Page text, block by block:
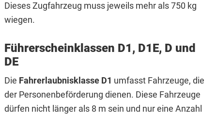
Dieses Zugfahrzeug muss jeweils mehr als 750 kg
wiegen.
Führerscheinklassen D1, D1E, D und
DE
Die Fahrerlaubnisklasse D1 umfasst Fahrzeuge, die
der Personenbeförderung dienen. Diese Fahrzeuge
dürfen nicht länger als 8 m sein und nur eine Anzahl